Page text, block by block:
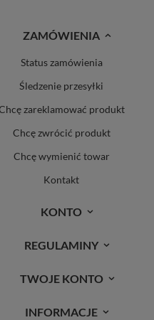
ZAMÓWIENIA
Status zamówienia
Śledzenie przesyłki
zareklamować produkt
Chcę zwrócić produkt
Chcę wymienić towar
Kontakt
KONTO
REGULAMINY
TWOJE KONTO
INFORMACJE